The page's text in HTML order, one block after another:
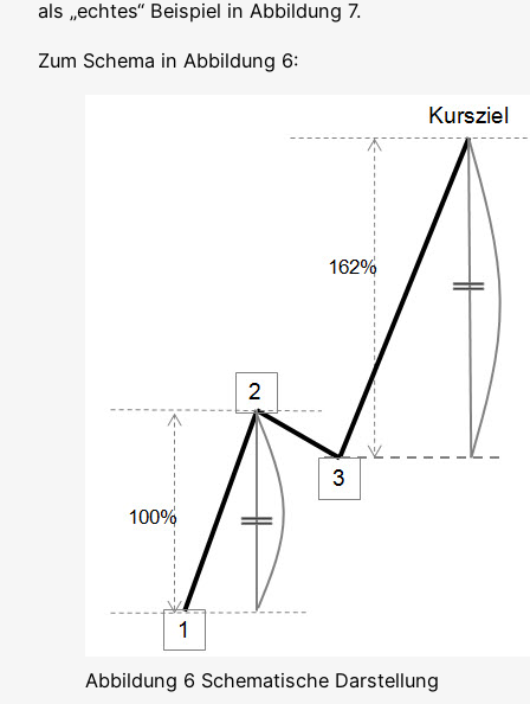
als „ech­tes“ Bei­spiel in Abbil­dung 7.
Zum Sche­ma in Abbil­dung 6:
Abbil­dung 6 Sche­ma­ti­sche Darstellung